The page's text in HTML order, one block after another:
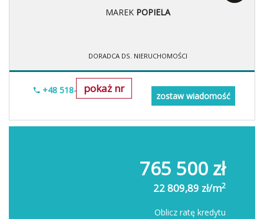
MAREK POPIELA
DORADCA DS. NIERUCHOMOŚCI
pokaż nr
+48 518-967-677
zostaw wiadomość
765 500 zł
22 809,89 zł/m2
Oblicz ratę kredytu